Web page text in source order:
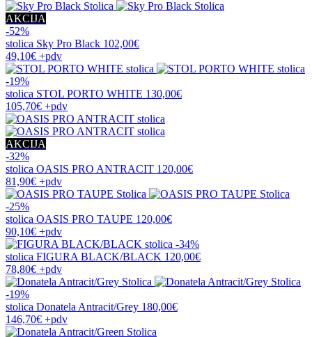
AKCIJA
-52%
stolica Sky Pro Black 102,00€
49,10€ +pdv
-19%
stolica STOL PORTO WHITE 130,00€
105,70€ +pdv
AKCIJA
-32%
stolica OASIS PRO ANTRACIT 120,00€
81,90€ +pdv
-25%
stolica OASIS PRO TAUPE 120,00€
90,10€ +pdv
-34%
stolica FIGURA BLACK/BLACK 120,00€
78,80€ +pdv
-19%
stolica Donatela Antracit/Grey 180,00€
146,70€ +pdv